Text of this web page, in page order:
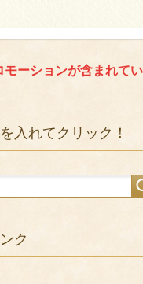
ーションが含まれてい
入れてクリック！
ク